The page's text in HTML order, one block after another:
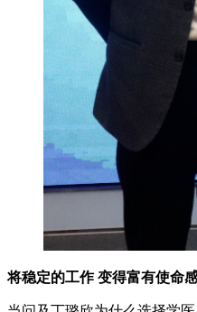
将稳定的工作 变得富有使命